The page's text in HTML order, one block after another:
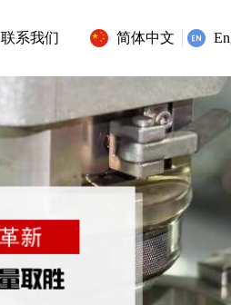
联系我们 简体中文